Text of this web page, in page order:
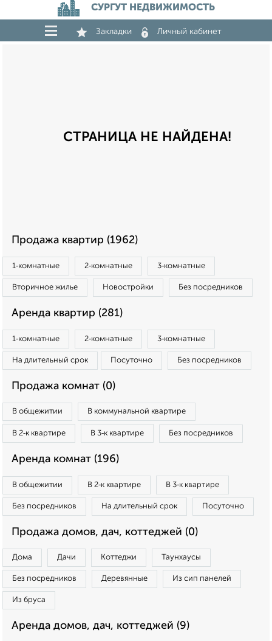
СУРГУТ НЕДВИЖИМОСТЬ
Закладки Личный кабинет
СТРАНИЦА НЕ НАЙДЕНА!
Продажа квартир (1962)
1‑комнатные 2‑комнатные 3‑комнатные
Вторичное жилье Новостройки Без посредников
Аренда квартир (281)
1‑комнатные 2‑комнатные 3‑комнатные
На длительный срок Посуточно Без посредников
Продажа комнат (0)
В общежитии В коммунальной квартире
В 2‑к квартире В 3‑к квартире Без посредников
Аренда комнат (196)
В общежитии В 2‑к квартире В 3‑к квартире
Без посредников На длительный срок Посуточно
Продажа домов, дач, коттеджей (0)
Дома Дачи Коттеджи Таунхаусы
Без посредников Деревянные Из сип панелей
Из бруса
Аренда домов, дач, коттеджей (9)